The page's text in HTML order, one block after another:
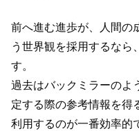
前へ進む進歩が、人間の
う世界観を採用するなら
す。
過去はバックミラーのよ
定する際の参考情報を得
利用するのが一番効率的